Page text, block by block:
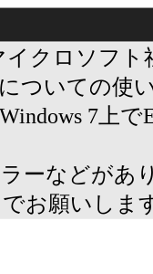
クロソフト
についての使
7上で
ーなどがあ
でお願いしま